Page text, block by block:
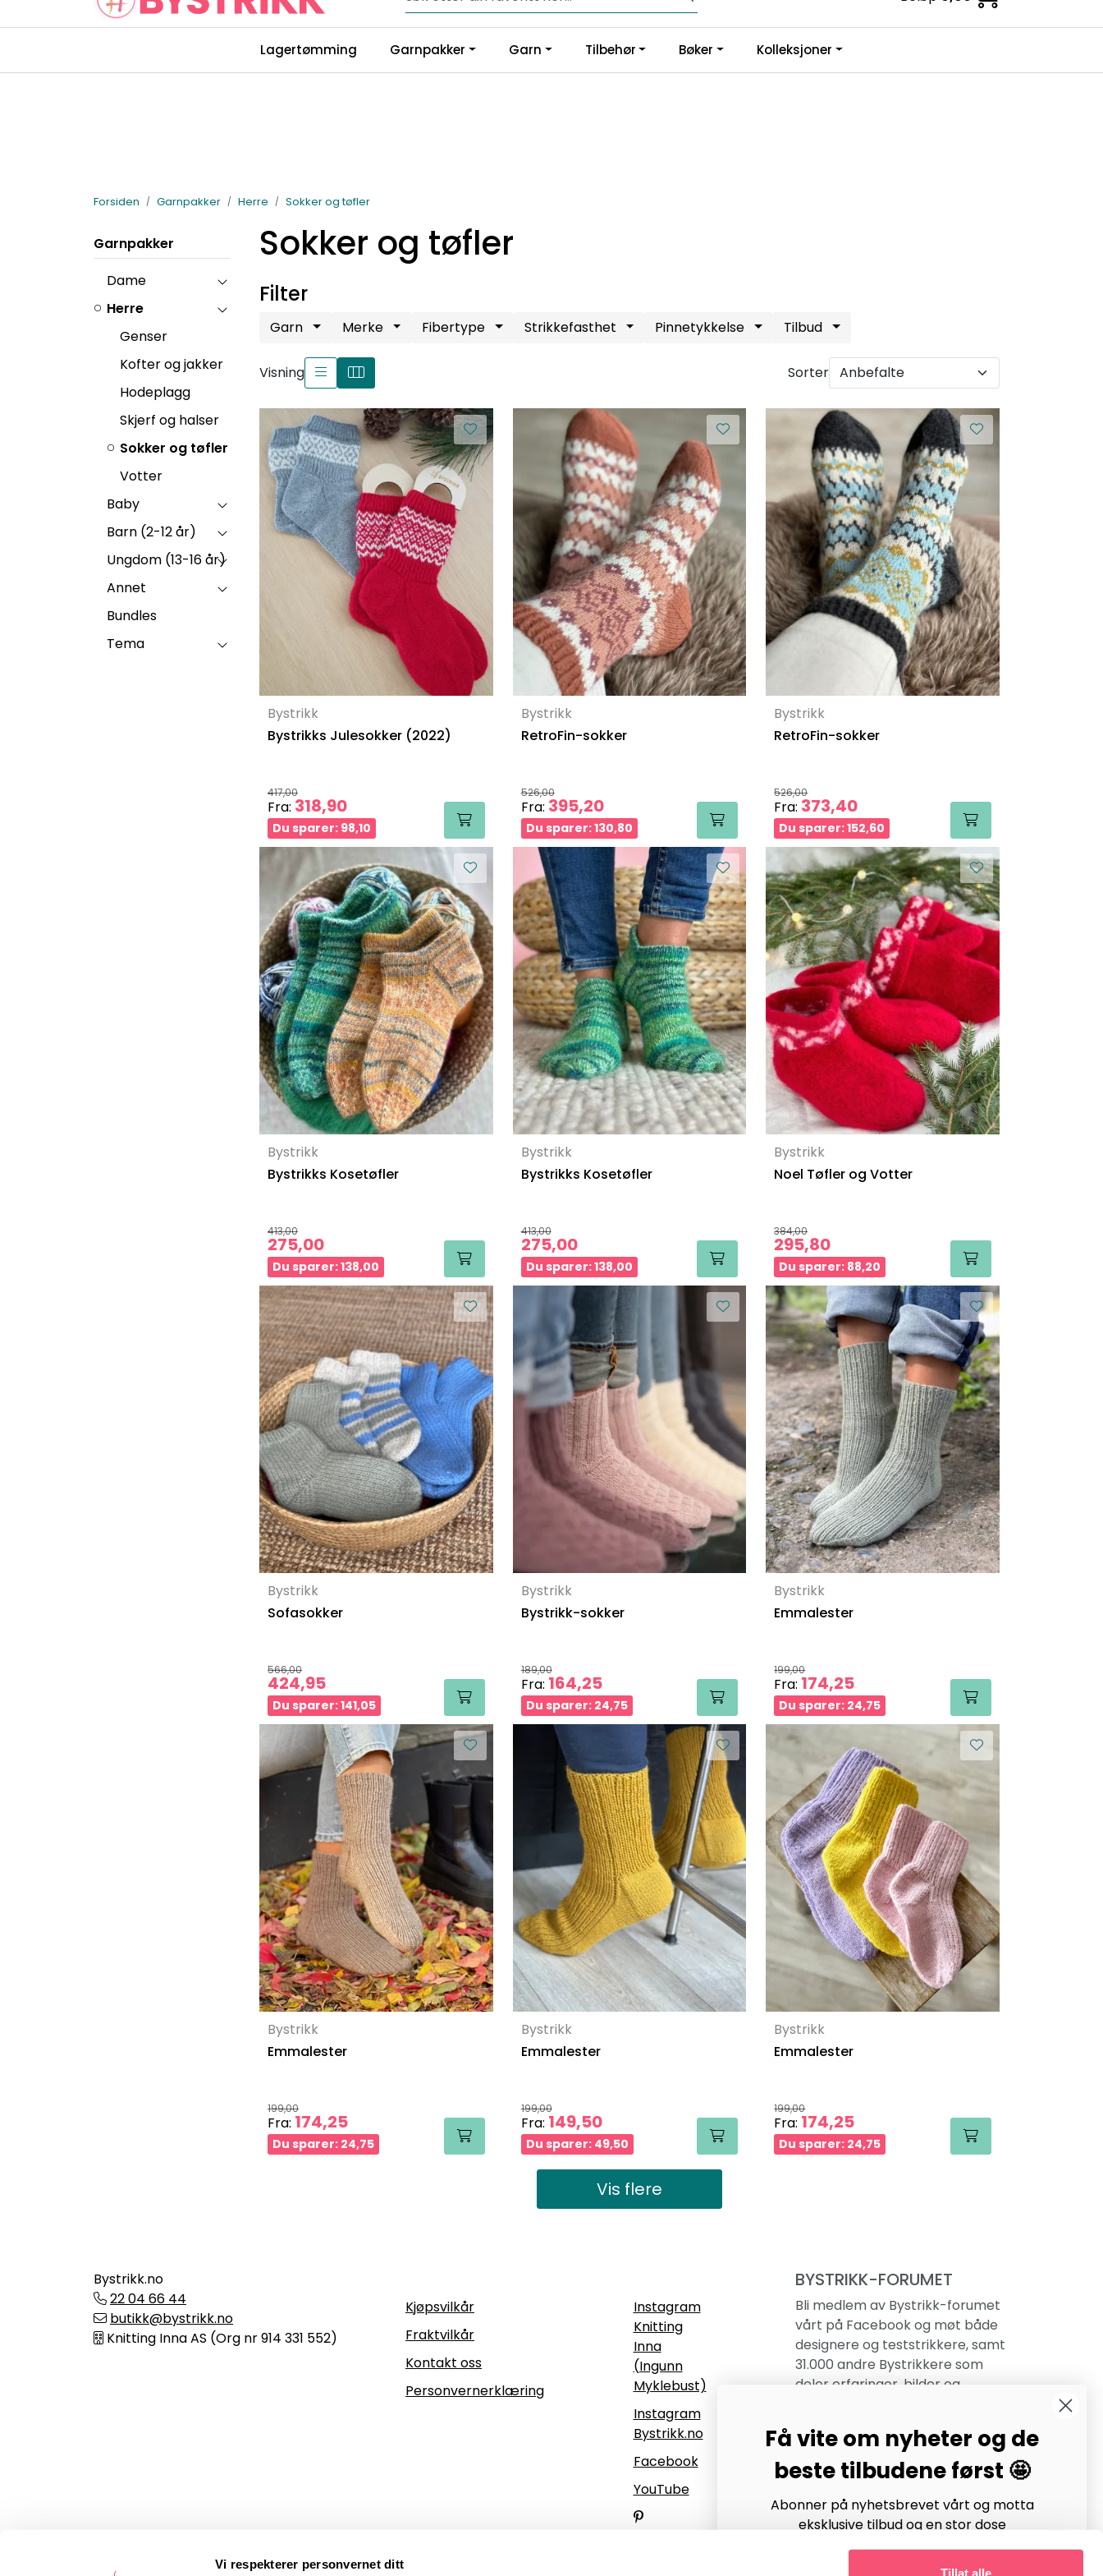
Vi respekterer personvernet ditt
Tillat alle
Skip to main content Fri frakt fra kr 1200,-
Infosenter
Lagertømming Garnpakker Garn Tilbehør Bøker Kolleksjoner
Forsiden Garnpakker Herre Sokker og tøfler
Garnpakker
Dame
Herre
Genser
Kofter og jakker
Hodeplagg
Skjerf og halser
Sokker og tøfler
Votter
Baby
Barn (2-12 år)
Ungdom (13-16 år)
Annet
Bundles
Tema
Sokker og tøfler
Filter
Garn Merke Fibertype Strikkefasthet Pinnetykkelse Tilbud
Visning Sorter
Bystrikk
Bystrikks Julesokker (2022)
417,00
Fra: 318,90
Du sparer: 98,10
Bystrikk
RetroFin-sokker
526,00
Fra: 395,20
Du sparer: 130,80
Bystrikk
RetroFin-sokker
526,00
Fra: 373,40
Du sparer: 152,60
Bystrikk
Bystrikks Kosetøfler
413,00
275,00
Du sparer: 138,00
Bystrikk
Bystrikks Kosetøfler
413,00
275,00
Du sparer: 138,00
Bystrikk
Noel Tøfler og Votter
384,00
295,80
Du sparer: 88,20
Bystrikk
Sofasokker
566,00
424,95
Du sparer: 141,05
Bystrikk
Bystrikk-sokker
189,00
Fra: 164,25
Du sparer: 24,75
Bystrikk
Emmalester
199,00
Fra: 174,25
Du sparer: 24,75
Bystrikk
Emmalester
199,00
Fra: 174,25
Du sparer: 24,75
Bystrikk
Emmalester
199,00
Fra: 149,50
Du sparer: 49,50
Bystrikk
Emmalester
199,00
Fra: 174,25
Du sparer: 24,75
Vis flere
Bystrikk.no
22 04 66 44
butikk@bystrikk.no
Knitting Inna AS (Org nr 914 331 552)
Kjøpsvilkår
Fraktvilkår
Kontakt oss
Personvernerklæring
Instagram
Knitting
Inna
(Ingunn
Myklebust)
Instagram
Bystrikk.no
Facebook
YouTube
BYSTRIKK-FORUMET
Bli medlem av Bystrikk-forumet
vårt på Facebook og møt både
designere og teststrikkere, samt
31.000 andre Bystrikkere som
deler erfaringer, bilder og
Bli medlem her.
Få vite om nyheter og de
beste tilbudene først 🤩
Abonner på nyhetsbrevet vårt og motta
eksklusive tilbud og en stor dose
strikkeinspirasjon hver uke!